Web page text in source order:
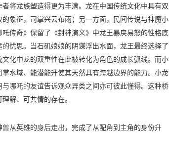
将龙族塑造得更为丰满。龙在中国传统文化中具有双
象征，司掌兴云布雨；另一方面，民间传说与神魔小
传奇》保留了《封神演义》中龙王暴戾易怒的性格底
忧思。当石矶娘娘的阴谋浮出水面，龙王最终选择了
化中龙的双重性在此被转化为角色的成长弧线。而小
水域、能潜能升使其天然具有跨越边界的能力。小龙
哪吒的友谊告诉观众异类之间亦可彼此懂得。这种桥
解、可共情的存在。
从英雄的身后走出，完成了从配角到主角的身份升